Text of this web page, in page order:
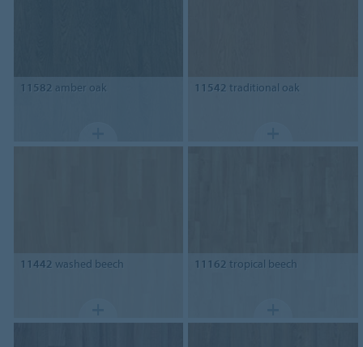
11582 amber oak 11542 traditional oak
11442 washed beech 11162 tropical beech